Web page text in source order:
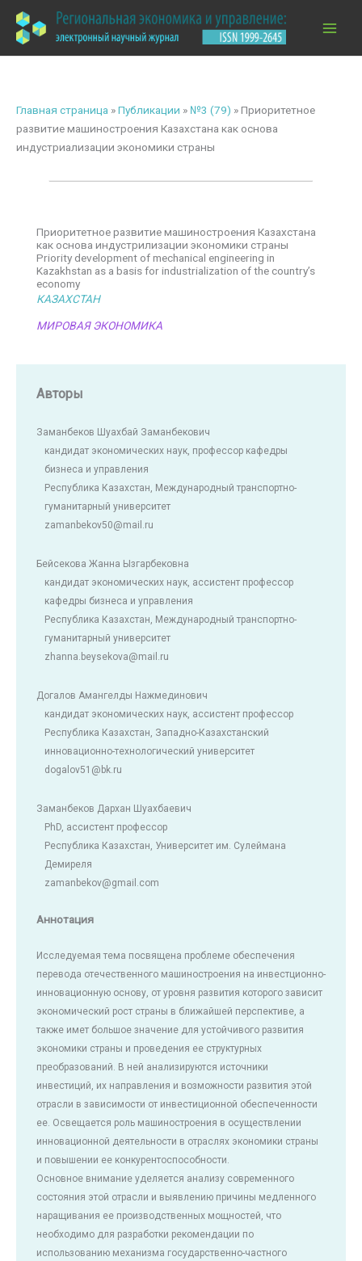
содержимому
Главная страница »Публикации » №3 (79) »Приоритетное
развитие машиностроения Казахстана как основа
индустриализации экономики страны
Приоритетное развитие машиностроения Казахстана
как основа индустрилизации экономики страны
Priority development of mechanical engineering in
Kazakhstan as a basis for industrialization of the country’s
economy
КАЗАХСТАН
МИРОВАЯ ЭКОНОМИКА
Авторы
Заманбеков Шуахбай Заманбекович
кандидат экономических наук, профессор кафедры
бизнеса и управления
Республика Казахстан, Международный транспортно-
гуманитарный университет
zamanbekov50@mail.ru
Бейсекова Жанна Ызгарбековна
кандидат экономических наук, ассистент профессор
кафедры бизнеса и управления
Республика Казахстан, Международный транспортно-
гуманитарный университет
zhanna.beysekova@mail.ru
Догалов Амангелды Нажмединович
кандидат экономических наук, ассистент профессор
Республика Казахстан, Западно-Казахстанский
инновационно-технологический университет
dogalov51@bk.ru
Заманбеков Дархан Шуахбаевич
PhD, ассистент профессор
Республика Казахстан, Университет им. Сулеймана
Демиреля
zamanbekov@gmail.com
Аннотация
Исследуемая тема посвящена проблеме обеспечения
перевода отечественного машиностроения на инвестционно-
инновационную основу, от уровня развития которого зависит
экономический рост страны в ближайшей перспективе, а
также имет большое значение для устойчивого развития
экономики страны и проведения ее структурных
преобразований. В ней анализируются источники
инвестиций, их направления и возможности развития этой
отрасли в зависимости от инвестиционной обеспеченности
ее. Освещается роль машиностроения в осуществлении
инновационной деятельности в отраслях экономики страны
и повышении ее конкурентоспособности.
Основное внимание уделяется анализу современного
состояния этой отрасли и выявлению причины медленного
наращивания ее производственных мощностей, что
необходимо для разработки рекомендации по
использованию механизма государственно-частного